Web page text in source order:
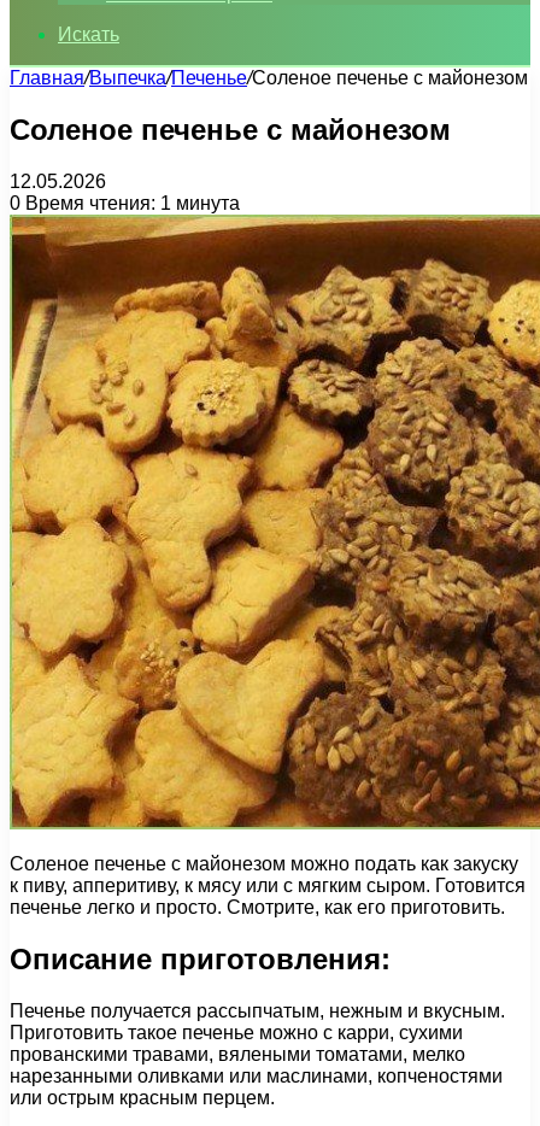
Искать
Главная/Выпечка/Печенье/Соленое печенье с майонезом
Соленое печенье с майонезом
12.05.2026
0 Время чтения: 1 минута
Соленое печенье с майонезом можно подать как закуску
к пиву, апперитиву, к мясу или с мягким сыром. Готовится
печенье легко и просто. Смотрите, как его приготовить.
Описание приготовления:
Печенье получается рассыпчатым, нежным и вкусным.
Приготовить такое печенье можно с карри, сухими
прованскими травами, вялеными томатами, мелко
нарезанными оливками или маслинами, копченостями
или острым красным перцем.